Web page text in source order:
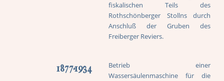
fiskalischen Teils des
Rothschönberger Stollns durch
Anschluß der Gruben des
Freiberger Reviers.
1877-1934
Betrieb einer
Wassersäulenmaschine für die